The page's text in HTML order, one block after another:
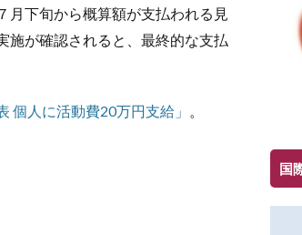
月下旬から概算額が支払われる見
施が確認されると、最終的な支払
個人に活動費20万円支給」 。
国